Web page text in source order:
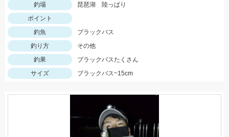
釣場
琵琶湖 陸っぱり
ポイント
釣魚
ブラックバス
釣り方
その他
釣果
ブラックバスたくさん
サイズ
ブラックバス~15cm